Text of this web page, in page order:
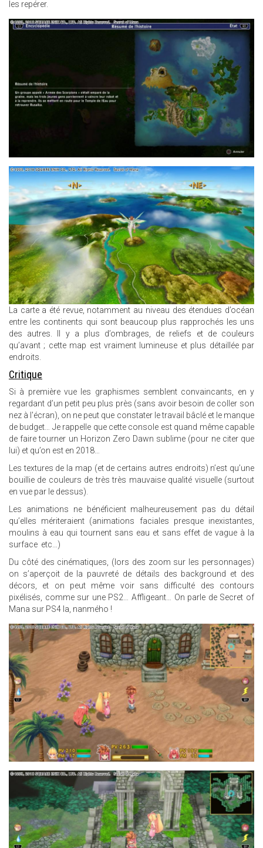
les repérer.
30.JPG
24.JPG
La carte a été revue, notamment au niveau des étendues d’océan
entre les continents qui sont beaucoup plus rapprochés les uns
des autres. Il y a plus d’ombrages, de reliefs et de couleurs
qu’avant ; cette map est vraiment lumineuse et plus détaillée par
endroits.
Critique
Si à première vue les graphismes semblent convaincants, en y
regardant d’un petit peu plus près (sans avoir besoin de coller son
nez à l'écran), on ne peut que constater le travail bâclé et le manque
de budget… Je rappelle que cette console est quand même capable
de faire tourner un Horizon Zero Dawn sublime (pour ne citer que
lui) et qu’on est en 2018…
Les textures de la map (et de certains autres endroits) n’est qu’une
bouillie de couleurs de très très mauvaise qualité visuelle (surtout
en vue par le dessus).
Les animations ne bénéficient malheureusement pas du détail
qu’elles mériteraient (animations faciales presque inexistantes,
moulins à eau qui tournent sans eau et sans effet de vague à la
surface etc…)
Du côté des cinématiques, (lors des zoom sur les personnages)
on s’aperçoit de la pauvreté de détails des background et des
décors, et on peut même voir sans difficulté des contours
pixélisés, comme sur une PS2… Affligeant… On parle de Secret of
Mana sur PS4 la, nanmého !
23.JPG
5.JPG